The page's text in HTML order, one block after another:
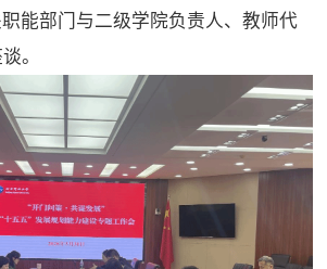
能部门与二级学院负责人、教师代
。